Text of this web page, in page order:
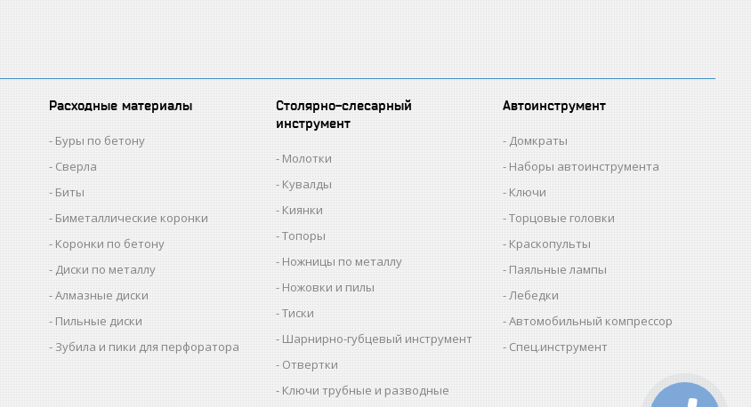
Расходные материалы
Буры по бетону
Сверла
Биты
Биметаллические коронки
Коронки по бетону
Диски по металлу
Алмазные диски
Пильные диски
Зубила и пики для перфоратора
Столярно-слесарный
инструмент
Молотки
Кувалды
Киянки
Топоры
Ножницы по металлу
Ножовки и пилы
Тиски
Шарнирно-губцевый инструмент
Отвертки
Ключи трубные и разводные
Автоинструмент
Домкраты
Наборы автоинструмента
Ключи
Торцовые головки
Краскопульты
Паяльные лампы
Лебедки
Автомобильный компрессор
Спец.инструмент